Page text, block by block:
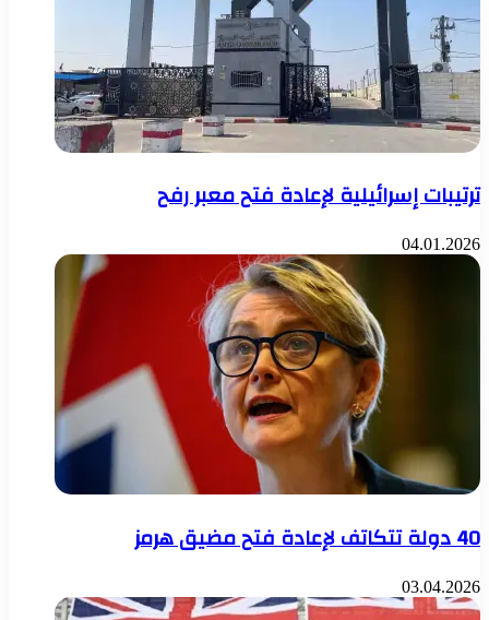
ترتيبات إسرائيلية لإعادة فتح معبر رفح
04.01.2026
40 دولة تتكاتف لإعادة فتح مضيق هرمز
03.04.2026